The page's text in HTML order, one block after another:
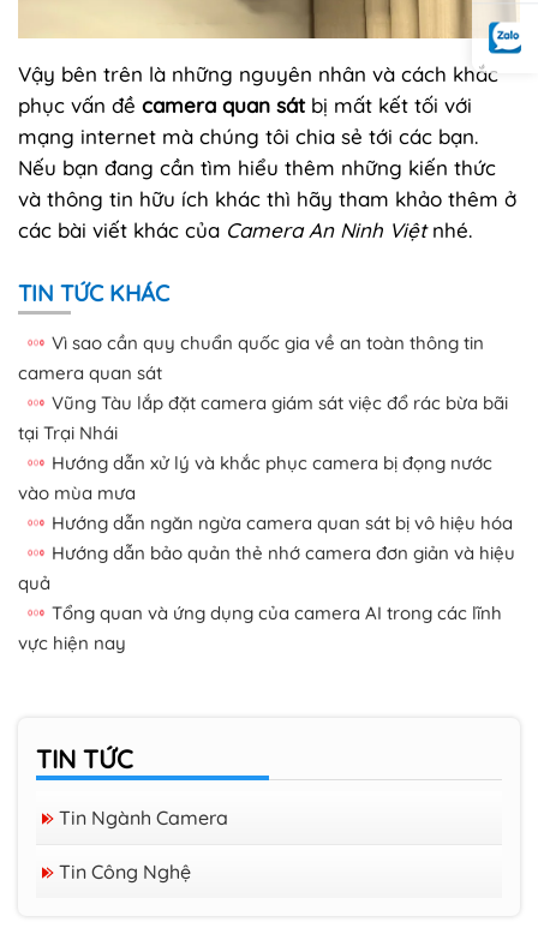
Vậy bên trên là những nguyên nhân và cách khắc
phục vấn đề camera quan sátbị mất kết tối với
mạng internet mà chúng tôi chia sẻ tới các bạn.
Nếu bạn đang cần tìm hiểu thêm những kiến thức
và thông tin hữu ích khác thì hãy tham khảo thêm ở
các bài viết khác của Camera An Ninh Việtnhé.
TIN TỨC KHÁC
Vì sao cần quy chuẩn quốc gia về an toàn thông tin
camera quan sát
Vũng Tàu lắp đặt camera giám sát việc đổ rác bừa bãi
tại Trại Nhái
Hướng dẫn xử lý và khắc phục camera bị đọng nước
vào mùa mưa
Hướng dẫn ngăn ngừa camera quan sát bị vô hiệu hóa
Hướng dẫn bảo quản thẻ nhớ camera đơn giản và hiệu
quả
Tổng quan và ứng dụng của camera AI trong các lĩnh
vực hiện nay
TIN TỨC
Tin Ngành Camera
Tin Công Nghệ